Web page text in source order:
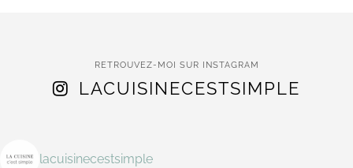
RETROUVEZ-MOI SUR INSTAGRAM
LACUISINECESTSIMPLE
lacuisinecestsimple